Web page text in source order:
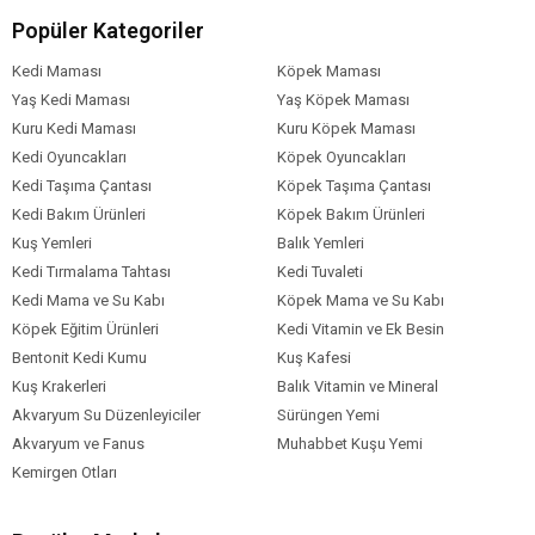
ve ölçülebilir değer katan, bilimsel olarak kanıtlanmış bir beslenme
İçindekiler:
Kurutulmuş Kuzu Proteini (%24)
Pirinç
Hidrolize Kuzu Proteini (%14)
Mısır
Kurutulmuş Hayvansal Protein (%3 Balık, %6,13 Tavuk)
Tavuk Yağı (%7)
Hidrolize Tavuk Ciğeri (%2,7)
Bira Mayası
Kolajen (%2 Tavuk Bazlı)
Kurutulmuş Şeker Pancarı
Maya Proteini
Mineraller
Prebiyotik Mannan Oligo Sakkaritler
Kondroitin
Popüler Kategoriler
Kedi Maması
Köpek Maması
Yaş Kedi Maması
Yaş Köpek Maması
Kuru Kedi Maması
Kuru Köpek Maması
Kedi Oyuncakları
Köpek Oyuncakları
Kedi Taşıma Çantası
Köpek Taşıma Çantası
Kedi Bakım Ürünleri
Köpek Bakım Ürünleri
Kuş Yemleri
Balık Yemleri
Kedi Tırmalama Tahtası
Kedi Tuvaleti
Kedi Mama ve Su Kabı
Köpek Mama ve Su Kabı
Köpek Eğitim Ürünleri
Kedi Vitamin ve Ek Besin
Bentonit Kedi Kumu
Kuş Kafesi
Kuş Krakerleri
Balık Vitamin ve Mineral
Akvaryum Su Düzenleyiciler
Sürüngen Yemi
Akvaryum ve Fanus
Muhabbet Kuşu Yemi
Kemirgen Otları